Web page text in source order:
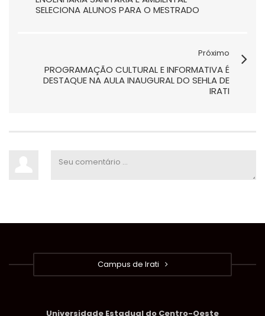
SELECIONA ALUNOS PARA O MESTRADO
Próximo
PROGRAMAÇÃO CULTURAL E INFORMATIVA É
DESTAQUE NA AULA INAUGURAL DO SEHLA DE
IRATI
Campus de Irati
Universidade Estadual do Centro-Oeste